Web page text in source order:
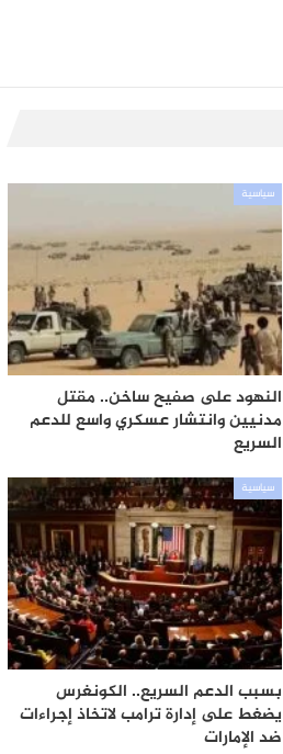
سياسية
النهود على صفيح ساخن.. مقتل
مدنيين وانتشار عسكري واسع للدعم
السريع
سياسية
بسبب الدعم السريع.. الكونغرس
يضغط على إدارة ترامب لاتخاذ إجراءات
ضد الإمارات